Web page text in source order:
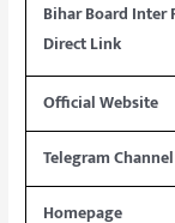
Bihar Board Inter
Direct Link
Official Website
Telegram Channel
Homepage